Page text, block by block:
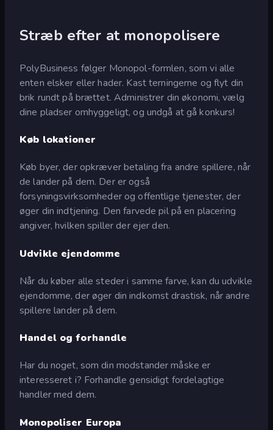
Stræb efter at monopolisere
PolyBusiness følger Monopol-formlen, som vi alle
enten elsker eller hader. Kast terningerne og flyt din
brik rundt på brættet. Administrer din økonomi, vælg
dine pladser omhyggeligt, og undgå at gå konkurs!
Køb lokationer
Køb byer, der opkræver betaling fra andre spillere, når
de lander på dem. Der er også
forsyningsvirksomheder og offentlige tjenester, der
øger din indtjening. Den farvede pil på en placering
angiver, hvilken spiller der ejer den.
Udvikle ejendomme
Når du køber alle steder i samme farve, kan du udvikle
ejendomme, der øger din indkomst drastisk, når andre
spillere lander på dem.
Handel og forhandle
Har du noget, som din modstander måske er
interesseret i? Forhandle gensidigt fordelagtige
handler med dem.
Monopoliser Europa